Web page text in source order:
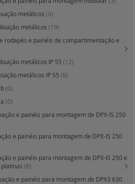
metálicos (0)
metálicos (19)
rodapés e painéis de compartimentação e
metálicos IP 55 (12)
metálicos IP 55 (8)
(0)
(0)
e painéis para montagem de DPX-IS 250
e painéis para montagem de DPX-IS 250
e painéis para montagem de DPX-IS 250 e
(8)
e painéis para montagem de DPX3 630